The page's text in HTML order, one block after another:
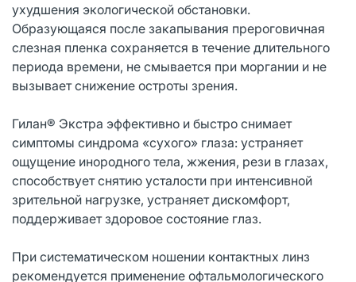
ухудшения экологической обстановки.
Образующаяся после закапывания прероговичная
слезная пленка сохраняется в течение длительного
периода времени, не смывается при моргании и не
вызывает снижение остроты зрения.
Гилан® Экстра эффективно и быстро снимает
симптомы синдрома «сухого» глаза: устраняет
ощущение инородного тела, жжения, рези в глазах,
способствует снятию усталости при интенсивной
зрительной нагрузке, устраняет дискомфорт,
поддерживает здоровое состояние глаз.
При систематическом ношении контактных линз
рекомендуется применение офтальмологического